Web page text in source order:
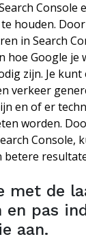
Console
houden.
in Search
hoe Google je
zijn. Je kunt
verkeer
en of er
worden.
Console,
betere
met de
pas
aan.